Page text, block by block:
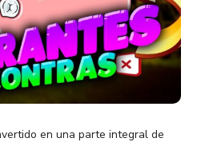
en una parte integral de